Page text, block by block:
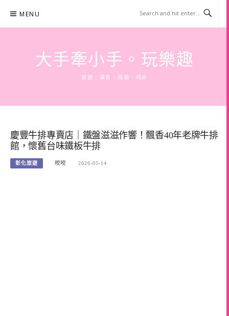
content
MENU
大手牽小手。玩樂趣
旅遊 | 美食 | 商攝 | 時尚
慶豐牛排專賣店｜鐵盤滋滋作響！飄香40年老牌牛排
館，懷舊台味鐵板牛排
彰化旅遊 咬咬 2026-05-14